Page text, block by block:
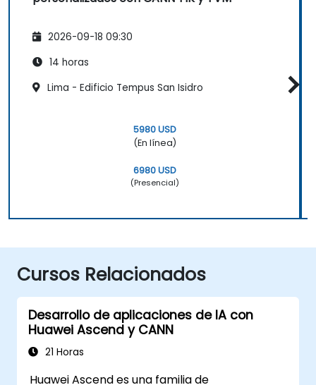
2026-09-18 09:30
14 horas
Lima - Edificio Tempus San Isidro
5980 USD
(En línea)
6980 USD
(Presencial)
Cursos Relacionados
Desarrollo de aplicaciones de IA con
Huawei Ascend y CANN
21 Horas
Huawei Ascend es una familia de